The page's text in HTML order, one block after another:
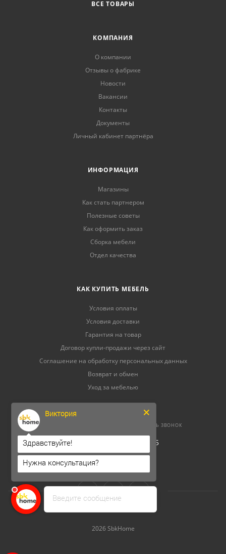
ВСЕ ТОВАРЫ
КОМПАНИЯ
О компании
Отзывы о фабрике
Новости
Вакансии
Контакты
Документы
Личный кабинет партнёра
ИНФОРМАЦИЯ
Магазины
Как стать партнером
Полезные советы
Как оформить заказ
Сборка мебели
Отдел качества
КАК КУПИТЬ МЕБЕЛЬ
Условия оплаты
Условия доставки
Гарантия на товар
Договор купли-продажи через сайт
Соглашение на обработку персональных данных
Возврат и обмен
Уход за мебелью
ЗАКАЗАТЬ ЗВОНОК
ОГРНИП 304264520800165
ИНН 262300156302
2026 SbkHome
Введите сообщение
Виктория
Здравствуйте!
Нужна консультация?